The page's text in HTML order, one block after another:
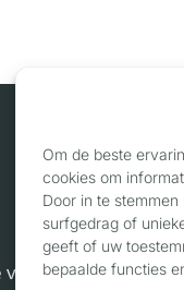
Om de beste
cookies om
Door in te
surfgedrag of
geeft of uw
bepaalde functies
vragen